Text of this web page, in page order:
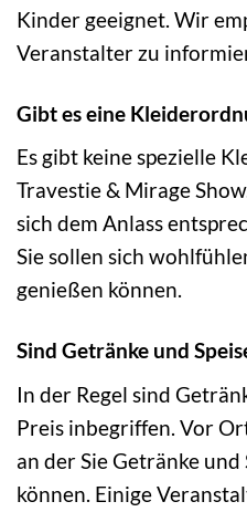
Kinder geeignet. Wir
Veranstalter zu
Gibt es eine
Es gibt keine spezielle
Travestie & Mirage
sich dem Anlass
Sie sollen sich
genießen können.
Sind Getränke und
In der Regel sind
Preis inbegriffen. Vor
an der Sie Getränke
können. Einige